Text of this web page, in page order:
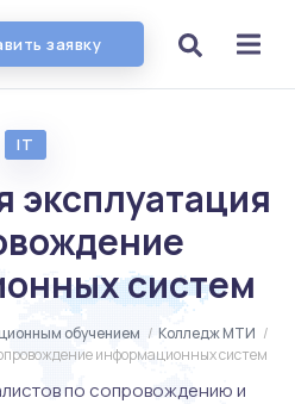
заявку
IT
эксплуатация
систем
обучением / Колледж МТИ /
информационных систем
по сопровождению и